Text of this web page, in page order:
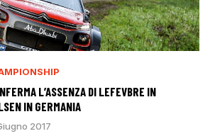
L’ASSENZA DI LEFEVBRE IN
IN GERMANIA
2017